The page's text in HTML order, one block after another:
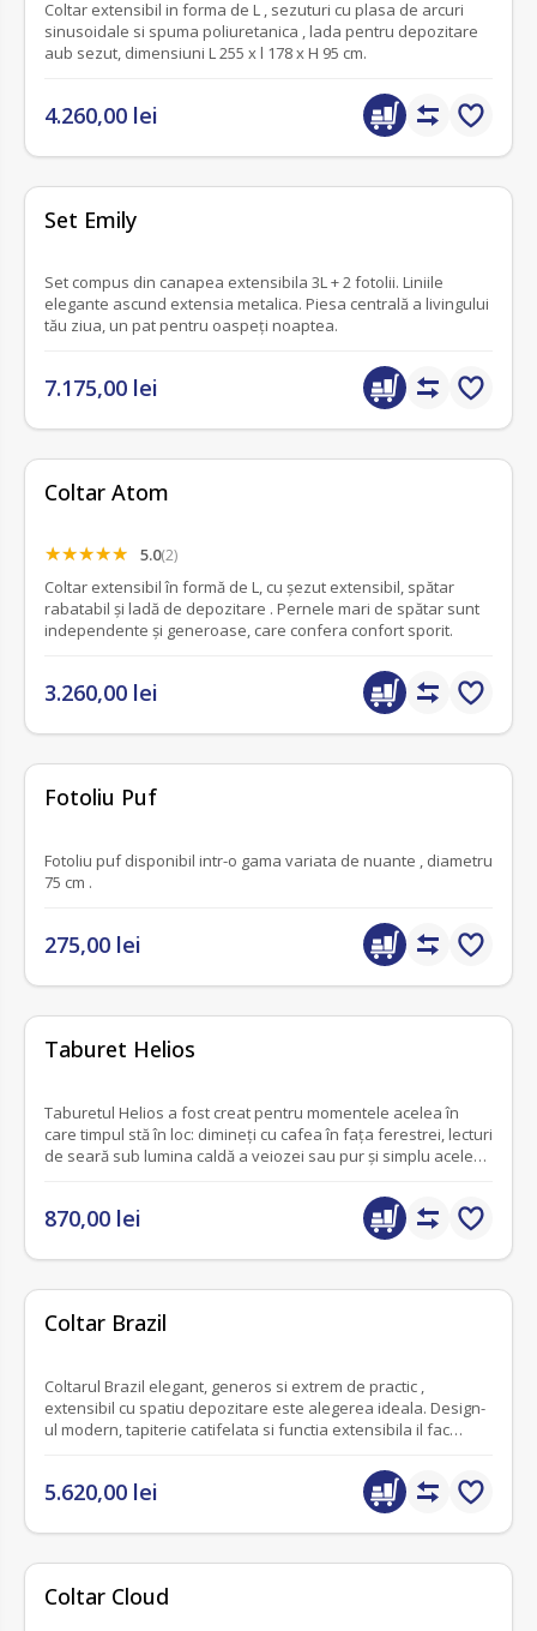
Coltar extensibil in forma de L , sezuturi cu plasa de arcuri
sinusoidale si spuma poliuretanica , lada pentru depozitare
aub sezut, dimensiuni L 255 x l 178 x H 95 cm.
4.260,00 lei
Set Emily
Set compus din canapea extensibila 3L + 2 fotolii. Liniile
elegante ascund extensia metalica. Piesa centrală a livingului
tău ziua, un pat pentru oaspeți noaptea.
7.175,00 lei
Coltar Atom
5.0(2)
Coltar extensibil în formă de L, cu șezut extensibil, spătar
rabatabil și ladă de depozitare . Pernele mari de spătar sunt
independente și generoase, care confera confort sporit.
3.260,00 lei
Fotoliu Puf
Fotoliu puf disponibil intr-o gama variata de nuante , diametru
75 cm .
275,00 lei
Taburet Helios
Taburetul Helios a fost creat pentru momentele acelea în
care timpul stă în loc: dimineți cu cafea în fața ferestrei, lecturi
de seară sub lumina caldă a veiozei sau pur și simplu acele
870,00 lei
Coltar Brazil
Coltarul Brazil elegant, generos si extrem de practic ,
extensibil cu spatiu depozitare este alegerea ideala. Design-
ul modern, tapiterie catifelata si functia extensibila il fac
5.620,00 lei
Coltar Cloud